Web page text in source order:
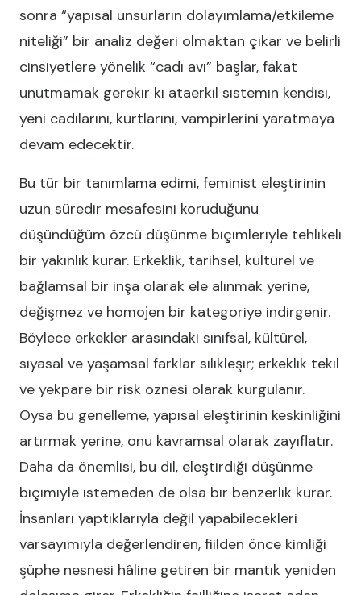
sonra “yapısal unsurların dolayımlama/etkileme
niteliği” bir analiz değeri olmaktan çıkar ve belirli
cinsiyetlere yönelik “cadı avı” başlar, fakat
unutmamak gerekir ki ataerkil sistemin kendisi,
yeni cadılarını, kurtlarını, vampirlerini yaratmaya
devam edecektir.
Bu tür bir tanımlama edimi, feminist eleştirinin
uzun süredir mesafesini koruduğunu
düşündüğüm özcü düşünme biçimleriyle tehlikeli
bir yakınlık kurar. Erkeklik, tarihsel, kültürel ve
bağlamsal bir inşa olarak ele alınmak yerine,
değişmez ve homojen bir kategoriye indirgenir.
Böylece erkekler arasındaki sınıfsal, kültürel,
siyasal ve yaşamsal farklar silikleşir; erkeklik tekil
ve yekpare bir risk öznesi olarak kurgulanır.
Oysa bu genelleme, yapısal eleştirinin keskinliğini
artırmak yerine, onu kavramsal olarak zayıflatır.
Daha da önemlisi, bu dil, eleştirdiği düşünme
biçimiyle istemeden de olsa bir benzerlik kurar.
İnsanları yaptıklarıyla değil yapabilecekleri
varsayımıyla değerlendiren, fiilden önce kimliği
şüphe nesnesi hâline getiren bir mantık yeniden